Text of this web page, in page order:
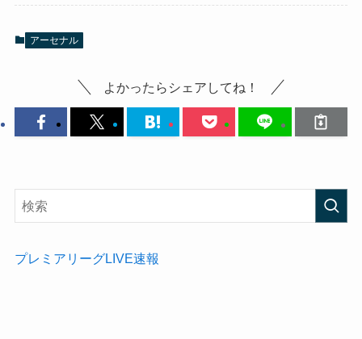
アーセナル
よかったらシェアしてね！
プレミアリーグLIVE速報